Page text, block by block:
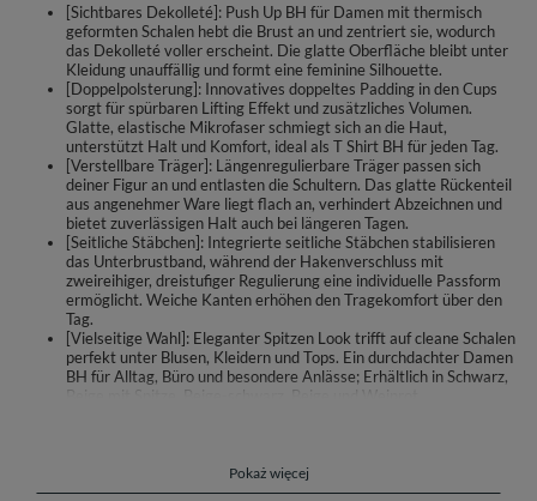
[Sichtbares Dekolleté]: Push Up BH für Damen mit thermisch
geformten Schalen hebt die Brust an und zentriert sie, wodurch
das Dekolleté voller erscheint. Die glatte Oberfläche bleibt unter
Kleidung unauffällig und formt eine feminine Silhouette.
[Doppelpolsterung]: Innovatives doppeltes Padding in den Cups
sorgt für spürbaren Lifting Effekt und zusätzliches Volumen.
Glatte, elastische Mikrofaser schmiegt sich an die Haut,
unterstützt Halt und Komfort, ideal als T Shirt BH für jeden Tag.
[Verstellbare Träger]: Längenregulierbare Träger passen sich
deiner Figur an und entlasten die Schultern. Das glatte Rückenteil
aus angenehmer Ware liegt flach an, verhindert Abzeichnen und
bietet zuverlässigen Halt auch bei längeren Tagen.
[Seitliche Stäbchen]: Integrierte seitliche Stäbchen stabilisieren
das Unterbrustband, während der Hakenverschluss mit
zweireihiger, dreistufiger Regulierung eine individuelle Passform
ermöglicht. Weiche Kanten erhöhen den Tragekomfort über den
Tag.
[Vielseitige Wahl]: Eleganter Spitzen Look trifft auf cleane Schalen
perfekt unter Blusen, Kleidern und Tops. Ein durchdachter Damen
BH für Alltag, Büro und besondere Anlässe; Erhältlich in Schwarz,
Beige mit Spitze, Beige-schwarz, Beige und Weinrot.
Dekolleté voller wirkt – der Umfang kann optisch bis zu 6 cm zulegen.
Seitliche Stäbchen stabilisieren das Unterbrustband, das Rückenteil aus
Pokaż więcej